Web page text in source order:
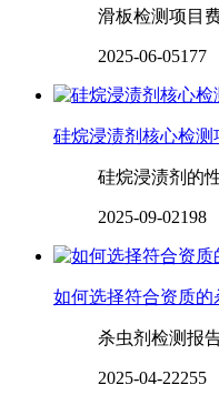
滑板检测项目费
2025-06-05177
硅烷浸渍剂核心检
硅烷浸渍剂的
2025-09-02198
如何选择符合资质的
杀虫剂检测报
2025-04-22255